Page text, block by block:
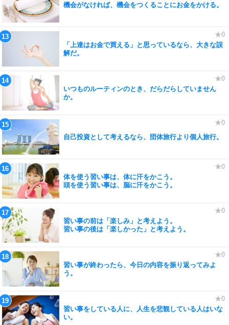
機会がなければ、機会をつくることにお金をかける。
「上達はお金で買える」と思っているなら、大きな誤
解だ。
いつものルーティンのとき、だらだらしていません
か。
自己投資として考えるなら、団体旅行より個人旅行。
体を使う習い事は、体に汗をかこう。
頭を使う習い事は、脳に汗をかこう。
習い事の前は「楽しみ」と考えよう。
習い事の後は「楽しかった」と考えよう。
習い事が終わったら、今日の内容を振り返ってみよ
う。
習い事をしている人に、人生を悲観している人はいな
い。